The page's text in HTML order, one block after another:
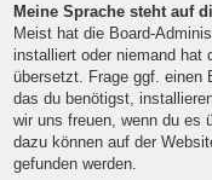
Meine Sprache steht auf
Meist hat die Board-
installiert oder niemand hat
übersetzt. Frage ggf. einen
das du benötigst,
wir uns freuen, wenn du es
dazu können auf der
gefunden werden.